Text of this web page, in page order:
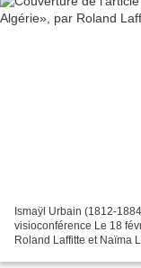
Ismaÿl Urbain (1812-
visioconférence Le 18
Roland Laffitte et Naïma